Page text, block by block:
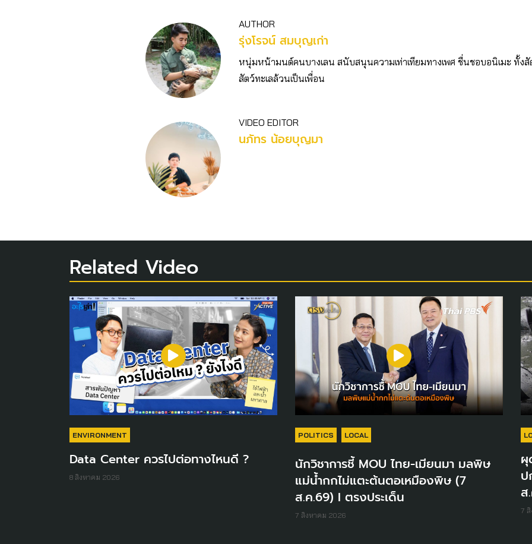
AUTHOR
รุ่งโรจน์ สมบุญเก่า
หนุ่มหน้ามนต์คนบางเลน สนับสนุนความเท่าเทียมทางเพศ ชื่นชอบอนิเมะ ทั้งสั
สัตว์ทะเลล้วนเป็นเพื่อน
VIDEO EDITOR
นภัทร น้อยบุญมา
Related Video
ENVIRONMENT
Data Center ควรไปต่อทางไหนดี ?
8 สิงหาคม 2026
POLITICS LOCAL
นักวิชาการชี้ MOU ไทย-เมียนมา มลพิษ
แม่น้ำกกไม่แตะต้นตอเหมืองพิษ (7
ส.ค.69) I ตรงประเด็น
7 สิงหาคม 2026
ผุ
ป
ส
7